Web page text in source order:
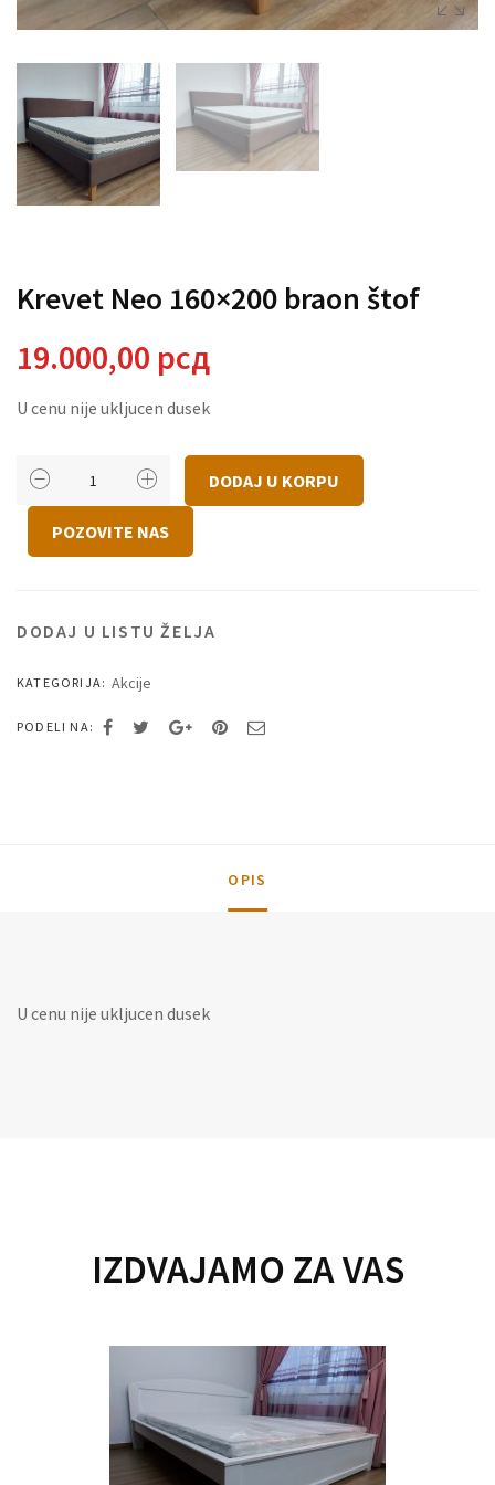
Krevet Neo 160×200 braon štof
19.000,00 рсд
U cenu nije ukljucen dusek
Krevet
Neo
160x200
DODAJ U KORPU
POZOVITE NAS
DODAJ U LISTU ŽELJA
KATEGORIJA: Akcije
PODELI NA:
OPIS
U cenu nije ukljucen dusek
IZDVAJAMO ZA VAS